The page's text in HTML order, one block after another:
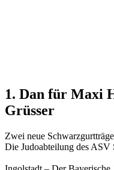
1. Dan für Maxi
Grüsser
Zwei neue
Die Judoabteilung des ASV